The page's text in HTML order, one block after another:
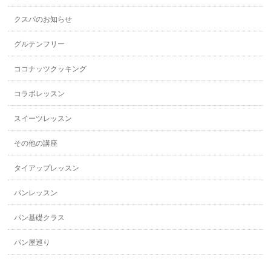
クスパのお知らせ
グルテンフリー
ココナッツクッキング
コラボレッスン
スイーツレッスン
その他の講座
タイアップレッスン
パンレッスン
パン基礎クラス
パン屋巡り